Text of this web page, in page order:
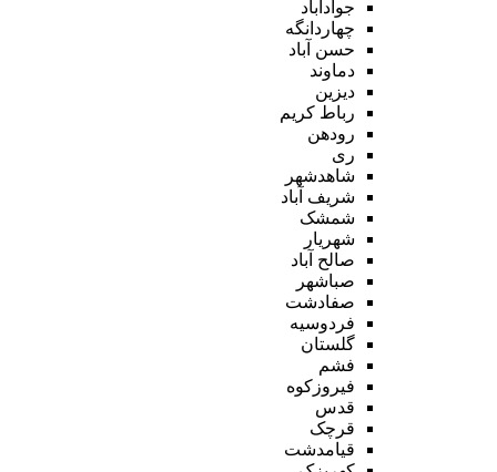
جوادآباد
چهاردانگه
حسن آباد
دماوند
دیزین
رباط کریم
رودهن
ری
شاهدشهر
شریف آباد
شمشک
شهریار
صالح آباد
صباشهر
صفادشت
فردوسیه
گلستان
فشم
فیروزکوه
قدس
قرچک
قیامدشت